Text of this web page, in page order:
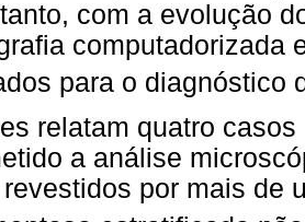
com a evolução
computadorizada
para o diagnóstico
relatam quatro
a análise
por mais de